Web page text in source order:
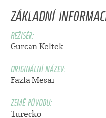
ZÁKLADNÍ
REŽISÉR:
Gürcan Keltek
ORIGINÁLNÍ NÁZEV:
Fazla Mesai
ZEMĚ PŮVODU:
Turecko